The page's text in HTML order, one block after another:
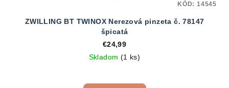
ZWILLING BT TWINOX Nerezová pinzeta č. 78147
špicatá
€24,99
Skladom (1 ks)
KÓD: 14545